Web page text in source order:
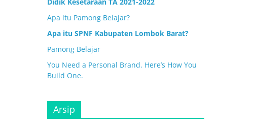
Apa itu Pamong Belajar?
Apa itu SPNF Kabupaten Lombok Barat?
Pamong Belajar
You Need a Personal Brand. Here’s How You
Build One.
Arsip